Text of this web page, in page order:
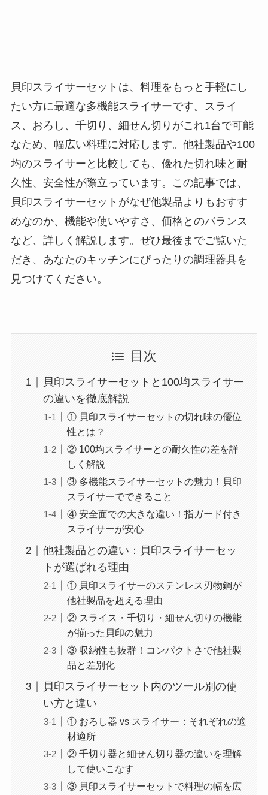
貝印スライサーセットは、料理をもっと手軽にし
たい方に最適な多機能スライサーです。スライ
ス、おろし、千切り、細せん切りがこれ1台で可能
なため、幅広い料理に対応します。他社製品や100
均のスライサーと比較しても、優れた切れ味と耐
久性、安全性が際立っています。この記事では、
貝印スライサーセットがなぜ他製品よりもおすす
めなのか、機能や使いやすさ、価格とのバランス
など、詳しく解説します。ぜひ最後までご覧いた
だき、あなたのキッチンにぴったりの調理器具を
見つけてください。
目次
貝印スライサーセットと100均スライサー
の違いを徹底解説
① 貝印スライサーセットの切れ味の優位
性とは？
② 100均スライサーとの耐久性の差を詳
しく解説
③ 多機能スライサーセットの魅力！貝印
スライサーでできること
④ 安全面での大きな違い！指ガード付き
スライサーが安心
他社製品との違い：貝印スライサーセッ
トが選ばれる理由
① 貝印スライサーのステンレス刃物鋼が
他社製品を超える理由
② スライス・千切り・細せん切りの機能
が揃った貝印の魅力
③ 収納性も抜群！コンパクトさで他社製
品と差別化
貝印スライサーセット内のツール別の使
い方と違い
① おろし器 vs スライサー：それぞれの適
材適所
② 千切り器と細せん切り器の違いを理解
して使いこなす
③ 貝印スライサーセットで料理の幅を広